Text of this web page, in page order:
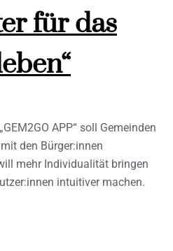
für das
APP“ soll Gemeinden
den Bürger:innen
mehr Individualität bringen
intuitiver machen.